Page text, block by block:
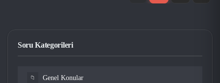
Soru Kategorileri
📁 Genel Konular